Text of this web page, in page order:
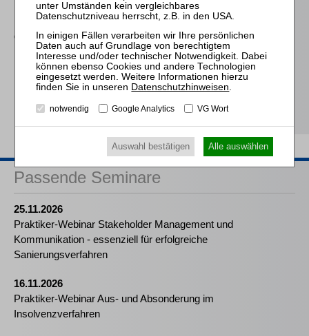
Eckardt
Grundpfandrechte im
Insolvenzverfahren
Mitlehner
Mobiliarsicherheiten im
Insolvenzverfahren
Passende Seminare
25.11.2026
Praktiker-Webinar Stakeholder Management und
Kommunikation - essenziell für erfolgreiche
Sanierungsverfahren
16.11.2026
Praktiker-Webinar Aus- und Absonderung im
Insolvenzverfahren
Datenschutzhinweisen.
notwendig Google Analytics VG Wort
Auswahl bestätigen Alle auswählen